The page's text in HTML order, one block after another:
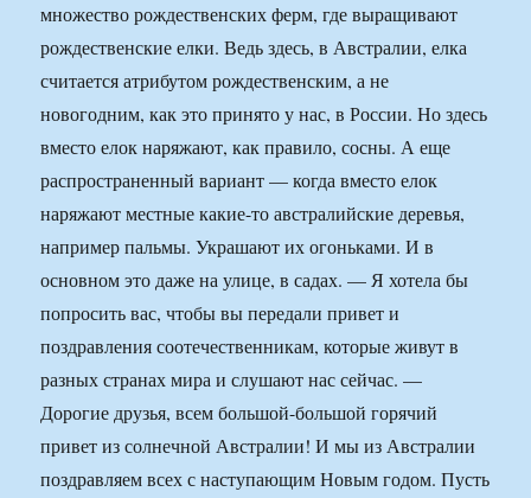
множество рождественских ферм, где выращивают
рождественские елки. Ведь здесь, в Австралии, елка
считается атрибутом рождественским, а не
новогодним, как это принято у нас, в России. Но здесь
вместо елок наряжают, как правило, сосны. А еще
распространенный вариант — когда вместо елок
наряжают местные какие-то австралийские деревья,
например пальмы. Украшают их огоньками. И в
основном это даже на улице, в садах. — Я хотела бы
попросить вас, чтобы вы передали привет и
поздравления соотечественникам, которые живут в
разных странах мира и слушают нас сейчас. —
Дорогие друзья, всем большой-большой горячий
привет из солнечной Австралии! И мы из Австралии
поздравляем всех с наступающим Новым годом. Пусть